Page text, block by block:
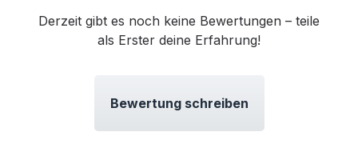
Derzeit gibt es noch keine Bewertungen – teile
als Erster deine Erfahrung!
Bewertung schreiben